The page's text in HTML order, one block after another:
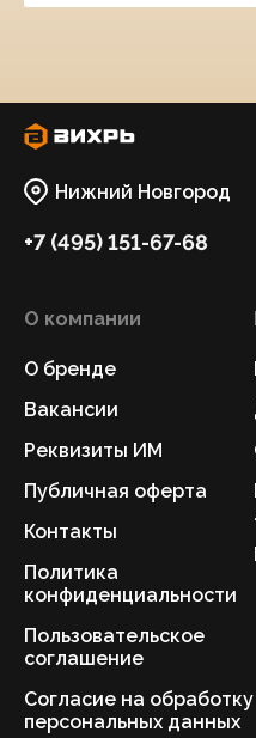
Нижний Новгород
+7 (495) 151-67-68
О компании
О бренде
Вакансии
Реквизиты ИМ
Публичная оферта
Контакты
Политика
конфиденциальности
Пользовательское
соглашение
Согласие на обработку
персональных данных